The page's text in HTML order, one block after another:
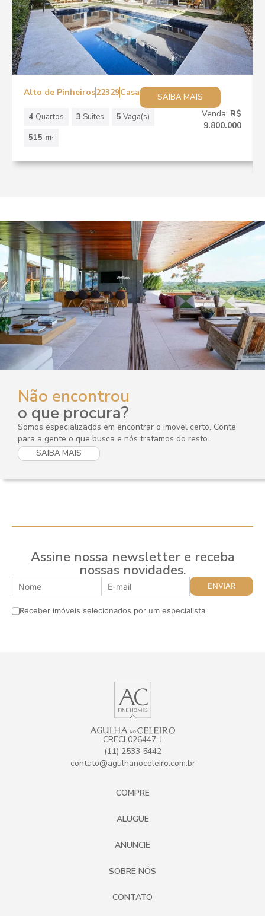
Alto de Pinheiros22329Casa
SAIBA MAIS
4 Quartos 3 Suites 5 Vaga(s)
515 m2
Venda: R$
9.800.000
Não encontrou
o que procura?
Somos especializados em encontrar o imovel certo. Conte
para a gente o que busca e nós tratamos do resto.
SAIBA MAIS
Assine nossa newsletter e receba
nossas novidades.
Receber imóveis selecionados por um especialista
CRECI 026447-J
(11) 2533 5442
contato@agulhanoceleiro.com.br
COMPRE
ALUGUE
ANUNCIE
SOBRE NÓS
CONTATO